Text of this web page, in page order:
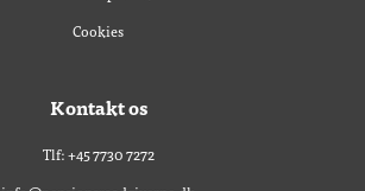
Cookies
Kontakt os
Tlf: +45 7730 7272